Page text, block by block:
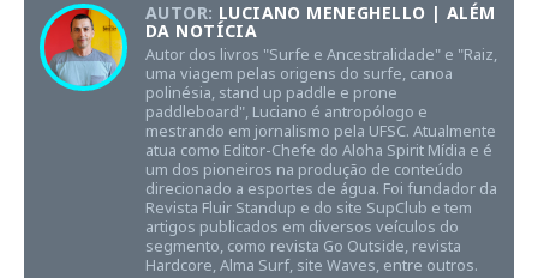
AUTOR: LUCIANO MENEGHELLO | ALÉM
DA NOTÍCIA
Autor dos livros "Surfe e Ancestralidade" e "Raiz,
uma viagem pelas origens do surfe, canoa
polinésia, stand up paddle e prone
paddleboard", Luciano é antropólogo e
mestrando em jornalismo pela UFSC. Atualmente
atua como Editor-Chefe do Aloha Spirit Mídia e é
um dos pioneiros na produção de conteúdo
direcionado a esportes de água. Foi fundador da
Revista Fluir Standup e do site SupClub e tem
artigos publicados em diversos veículos do
segmento, como revista Go Outside, revista
Hardcore, Alma Surf, site Waves, entre outros.